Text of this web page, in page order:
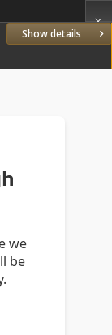
Show details